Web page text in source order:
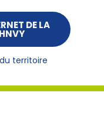
DE LA
territoire